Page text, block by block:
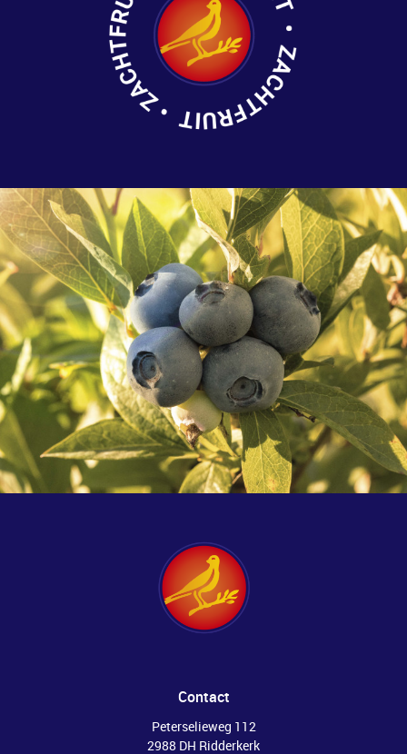
Contact
Peterselieweg 112
2988 DH Ridderkerk